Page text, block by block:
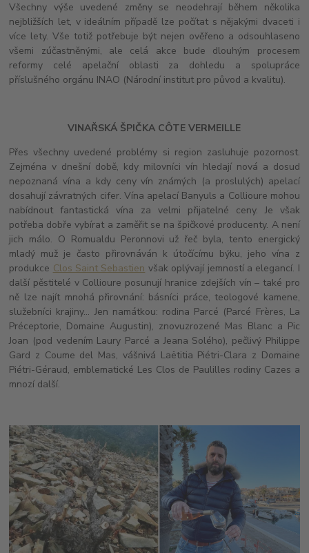
Všechny výše uvedené změny se neodehrají během několika
nejbližších let, v ideálním případě lze počítat s nějakými dvaceti i
více lety. Vše totiž potřebuje být nejen ověřeno a odsouhlaseno
všemi zúčastněnými, ale celá akce bude dlouhým procesem
reformy celé apelační oblasti za dohledu a spolupráce
příslušného orgánu INAO (Národní institut pro původ a kvalitu).
VINAŘSKÁ ŠPIČKA CÔTE VERMEILLE
Přes všechny uvedené problémy si region zasluhuje pozornost.
Zejména v dnešní době, kdy milovníci vín hledají nová a dosud
nepoznaná vína a kdy ceny vín známých (a proslulých) apelací
dosahují závratných cifer. Vína apelací Banyuls a Collioure mohou
nabídnout fantastická vína za velmi přijatelné ceny. Je však
potřeba dobře vybírat a zaměřit se na špičkové producenty. A není
jich málo. O Romualdu Peronnovi už řeč byla, tento energický
mladý muž je často přirovnáván k útočícímu býku, jeho vína z
produkce Clos Saint Sebastien však oplývají jemností a elegancí. I
další pěstitelé v Collioure posunují hranice zdejších vín – také pro
ně lze najít mnohá přirovnání: básníci práce, teologové kamene,
služebníci krajiny... Jen namátkou: rodina Parcé (Parcé Frères, La
Préceptorie, Domaine Augustin), znovuzrozené Mas Blanc a Pic
Joan (pod vedením Laury Parcé a Jeana Solého), pečlivý Philippe
Gard z Coume del Mas, vášnivá Laëtitia Piétri-Clara z Domaine
Piétri-Géraud, emblematické Les Clos de Paulilles rodiny Cazes a
mnozí další.